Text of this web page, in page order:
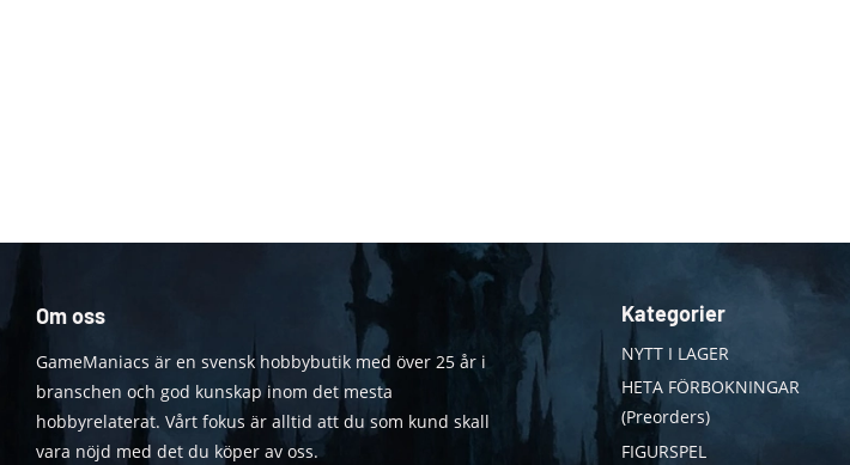
Om oss
GameManiacs är en svensk hobbybutik med över 25 år i
branschen och god kunskap inom det mesta
hobbyrelaterat. Vårt fokus är alltid att du som kund skall
vara nöjd med det du köper av oss.
Kategorier
NYTT I LAGER
HETA FÖRBOKNINGAR
(Preorders)
FIGURSPEL